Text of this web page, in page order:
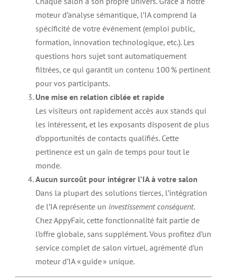
moteur d’analyse sémantique, l’IA comprend la
spécificité de votre événement (emploi public,
formation, innovation technologique, etc.). Les
questions hors sujet sont automatiquement
filtrées, ce qui garantit un contenu 100 % pertinent
pour vos participants.
Une mise en relation ciblée et rapide
Les visiteurs ont rapidement accès aux stands qui
les intéressent, et les exposants disposent de plus
d’opportunités de contacts qualifiés. Cette
pertinence est un gain de temps pour tout le
monde.
Aucun surcoût pour intégrer l’IA à votre salon
Dans la plupart des solutions tierces, l’intégration
de l’IA représente un investissement conséquent.
Chez AppyFair, cette fonctionnalité fait partie de
l’offre globale, sans supplément. Vous profitez d’un
service complet de salon virtuel, agrémenté d’un
moteur d’IA « guide » unique.